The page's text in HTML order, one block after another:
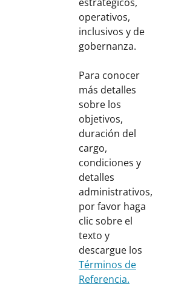
operativos,
inclusivos y de
gobernanza.
Para conocer
más detalles
sobre los
objetivos,
duración del
cargo,
condiciones y
detalles
administrativos,
por favor haga
clic sobre el
texto y
descargue los
Términos de
Referencia.